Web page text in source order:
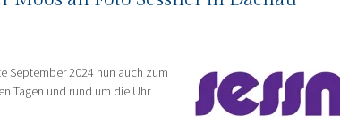
September 2024 nun auch zum
Tagen und rund um die Uhr